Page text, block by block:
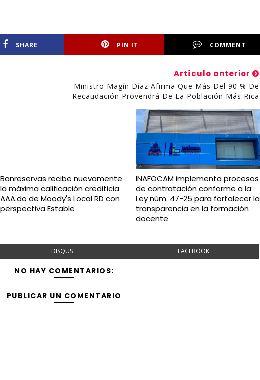
SHARE PIN IT COMMENT
Artículo anterior
Ministro Magín Díaz Afirma Que Más Del 90 % De
Recaudación Provendrá De La Población Más Rica
Banreservas recibe nuevamente
la máxima calificación crediticia
AAA.do de Moody's Local RD con
perspectiva Estable
INAFOCAM implementa procesos
de contratación conforme a la
Ley núm. 47-25 para fortalecer la
transparencia en la formación
docente
DISQUS FACEBOOK
NO HAY COMENTARIOS:
PUBLICAR UN COMENTARIO